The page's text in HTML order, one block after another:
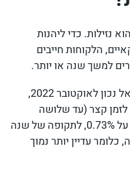
נזילות. כדי ליהנות
הלקוחות חייבים
למשך שנה או יותר.
על פי נתונים שפרסם בנק ישראל נכון לאוקטובר 2022,
לזמן קצר (עד שלושה
חודשים) בריבית קבועה עומדת על 0.73%, לתקופה של שנה
התקופה, כלומר עדיין יותר נמוך